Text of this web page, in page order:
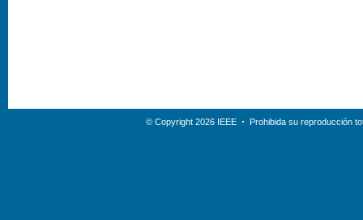
© Copyright 2026 IEEE Prohibida su reproducción